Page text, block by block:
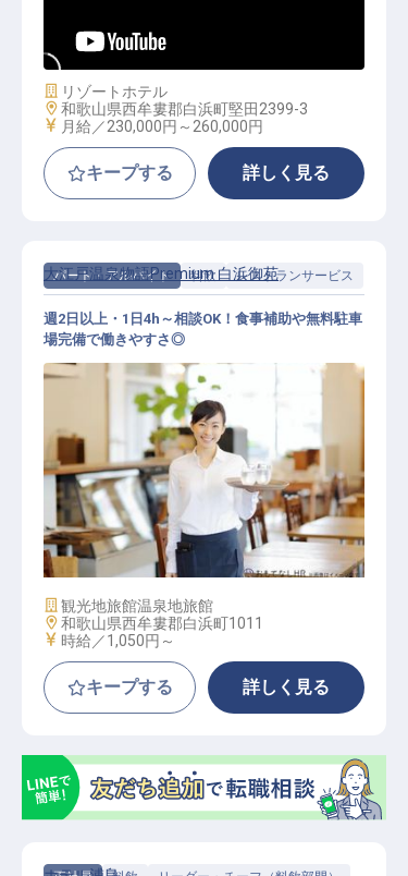
施設業態
リゾートホテル
勤務地
和歌山県西牟婁郡白浜町堅田2399-3
給与
月給／230,000円～ 260,000円
キープする 詳しく見る
パート・アルバイト 料飲 レストランサービス
レストランサービススタッフ
大江戸温泉物語Premium 白浜御苑
週2日以上・1日4h～相談OK！食事補助や無料駐車
場完備で働きやすさ◎
施設業態
観光地旅館温泉地旅館
勤務地
和歌山県西牟婁郡白浜町1011
給与
時給／1,050円～
キープする 詳しく見る